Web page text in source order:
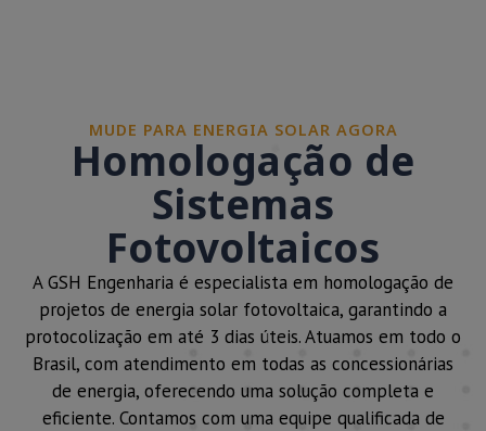
MUDE PARA ENERGIA SOLAR AGORA
Homologação de
Sistemas
Fotovoltaicos
A GSH Engenharia é especialista em homologação de
projetos de energia solar fotovoltaica, garantindo a
protocolização em até 3 dias úteis. Atuamos em todo o
Brasil, com atendimento em todas as concessionárias
de energia, oferecendo uma solução completa e
eficiente. Contamos com uma equipe qualificada de